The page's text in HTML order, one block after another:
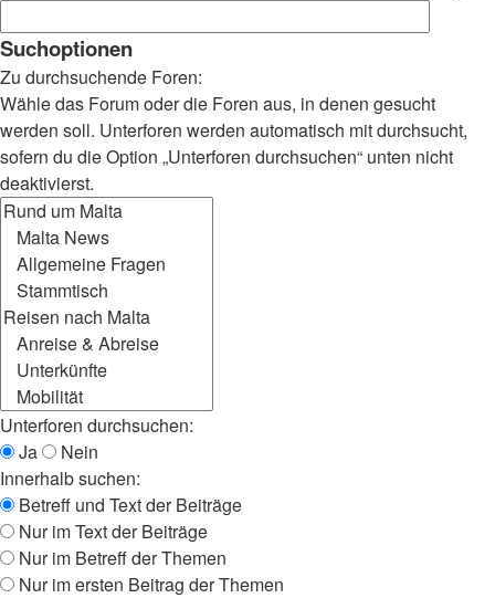
Suchoptionen
Zu durchsuchende Foren:
Wähle das Forum oder die Foren aus, in denen gesucht
werden soll. Unterforen werden automatisch mit durchsucht,
sofern du die Option „Unterforen durchsuchen“ unten nicht
deaktivierst.
Unterforen durchsuchen:
Ja
Nein
Innerhalb suchen:
Betreff und Text der Beiträge
Nur im Text der Beiträge
Nur im Betreff der Themen
Nur im ersten Beitrag der Themen